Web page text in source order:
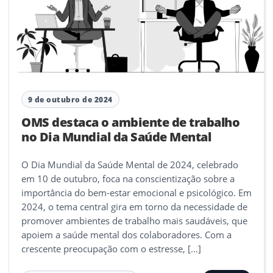
9 de outubro de 2024
OMS destaca o ambiente de trabalho
no Dia Mundial da Saúde Mental
O Dia Mundial da Saúde Mental de 2024, celebrado
em 10 de outubro, foca na conscientização sobre a
importância do bem-estar emocional e psicológico. Em
2024, o tema central gira em torno da necessidade de
promover ambientes de trabalho mais saudáveis, que
apoiem a saúde mental dos colaboradores. Com a
crescente preocupação com o estresse, […]